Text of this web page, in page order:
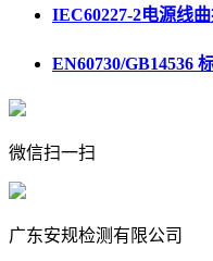
IEC60227-2电源线
EN60730/GB14536
微信扫一扫
广东安规检测有限公司